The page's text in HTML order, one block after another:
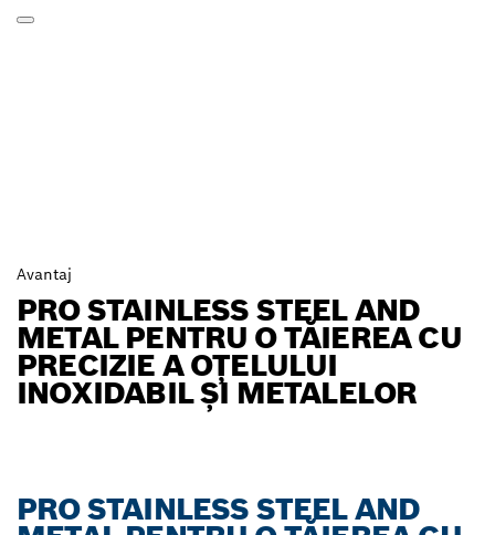
Avantaj
PRO STAINLESS STEEL AND
METAL PENTRU O TĂIEREA CU
PRECIZIE A OȚELULUI
INOXIDABIL ȘI METALELOR
PRO STAINLESS STEEL AND